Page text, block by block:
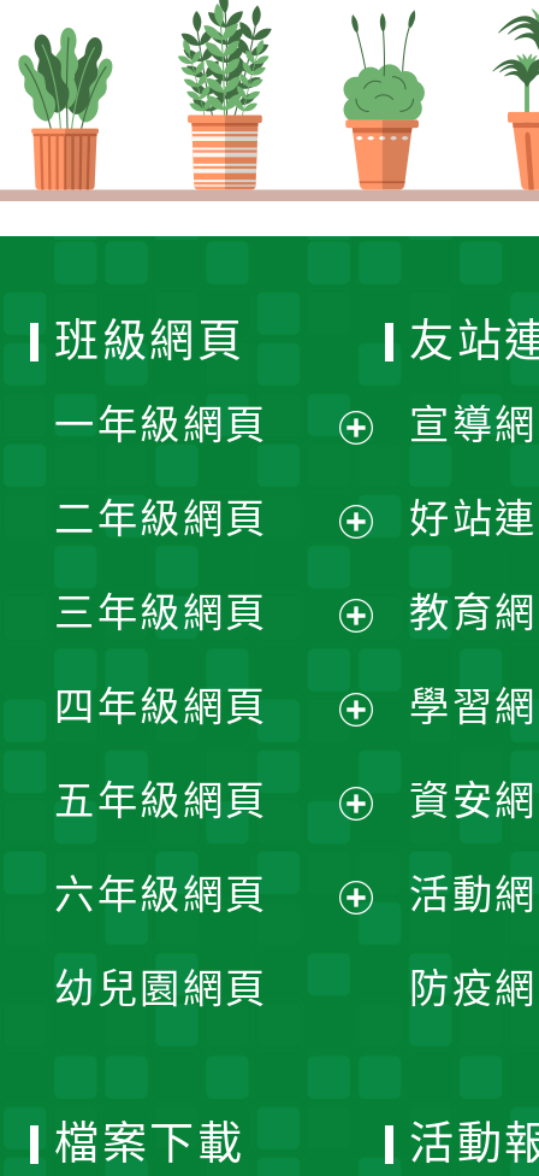
班級網頁
一年級網頁
開
選
單
二年級網頁
開
選
單
三年級網頁
開
選
單
四年級網頁
開
選
五年級網頁
開
六年級網頁
幼兒園網頁
友站
宣導
好站
教育
學習
資安
活動
防疫
檔案下載 活動